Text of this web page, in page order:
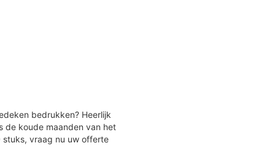
bedrukken? Heerlijk
de koude maanden van het
stuks, vraag nu uw offerte